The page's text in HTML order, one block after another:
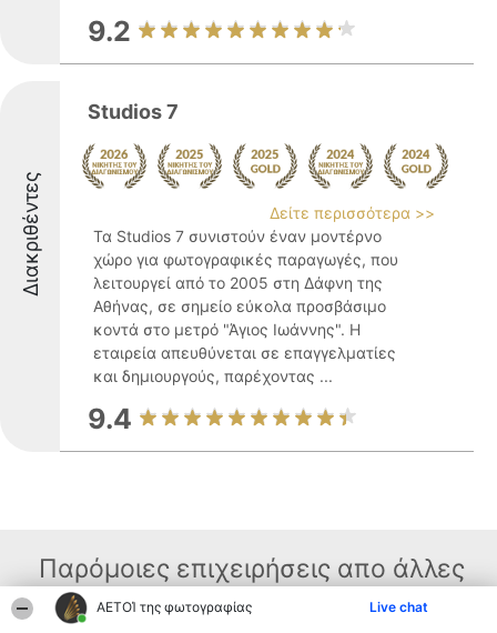
ΑΕΤΟΊ της φωτογραφίας Live chat
9.2
Διακριθέντες
Studios 7
Δείτε περισσότερα >>
Τα Studios 7 συνιστούν έναν μοντέρνο
χώρο για φωτογραφικές παραγωγές, που
λειτουργεί από το 2005 στη Δάφνη της
Αθήνας, σε σημείο εύκολα προσβάσιμο
κοντά στο μετρό "Άγιος Ιωάννης". Η
εταιρεία απευθύνεται σε επαγγελματίες
και δημιουργούς, παρέχοντας ...
9.4
Παρόμοιες επιχειρήσεις απο άλλες
περιοχές